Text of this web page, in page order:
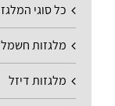
כל סוגי
מלגזות
מלגזות דיזל